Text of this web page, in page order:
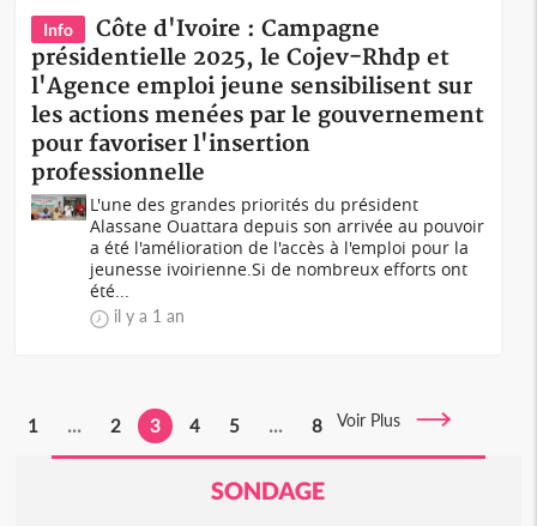
Info
Côte d'Ivoire : Campagne
présidentielle 2025, le Cojev-Rhdp et
l'Agence emploi jeune sensibilisent sur
les actions menées par le gouvernement
pour favoriser l'insertion
professionnelle
L'une des grandes priorités du président
Alassane Ouattara depuis son arrivée au pouvoir
a été l'amélioration de l'accès à l'emploi pour la
jeunesse ivoirienne.Si de nombreux efforts ont
été...
il y a 1 an
1 ... 2 3 4 5 ... 8 Voir Plus
SONDAGE